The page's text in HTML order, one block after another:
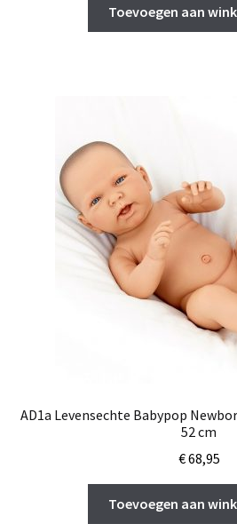
Toevoegen aan
AD1a Levensechte Babypop
52 cm
€68,95
Toevoegen aan